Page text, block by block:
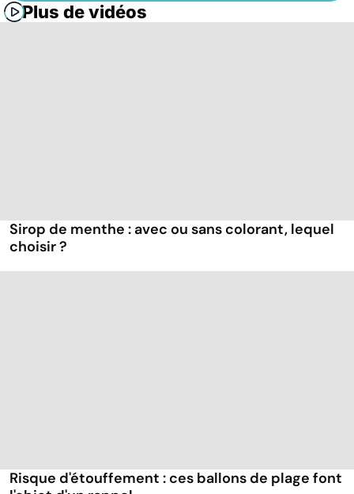
Plus de vidéos
Sirop de menthe : avec ou sans colorant, lequel
choisir ?
Risque d'étouffement : ces ballons de plage font